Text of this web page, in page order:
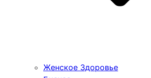
Женское Здоровье